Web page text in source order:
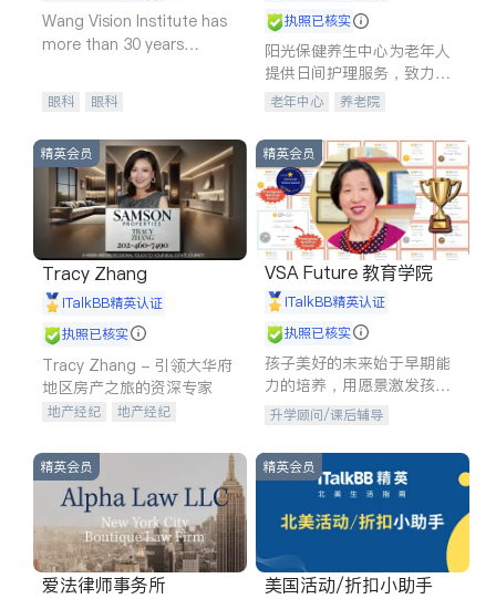
Wang Vision Institute has
more than 30 years
眼科 眼科
执照已核实
阳光保健养生中心为老年人
提供日间护理服务，致力于
通过持续的护理创新来有效
老年中心 养老院
精英会员
Tracy Zhang
iTalkBB精英认证
执照已核实
Tracy Zhang - 引领大华府
地区房产之旅的资深专家
地产经纪
地产经纪
商铺租售
精英会员
VSA Future 教育学院
iTalkBB精英认证
执照已核实
孩子美好的未来始于早期能
力的培养，用愿景激发孩子
的学习潜力和动力。理念：
拥有成长型心态是成功的基
石。
升学顾问/课后辅导
精英会员
爱法律师事务所
精英会员
美国活动/折扣小助手